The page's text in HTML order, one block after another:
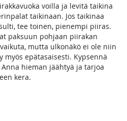
voilla ja levitä taikina
taikinaan. Jos taikinaa
tee toinen, pienempi piiras.
paksuun pohjaan piirakan
mutta ulkonäkö ei ole niin
myös epätasaisesti. Kypsennä
hieman jäähtyä ja tarjoa
kera.